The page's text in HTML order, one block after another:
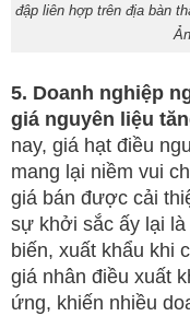
đập liên hợp trên địa bàn
5. Doanh nghiệp
giá nguyên liệu
nay, giá hạt điều
mang lại niềm vui
giá bán được cải
sự khởi sắc ấy lại
biến, xuất khẩu khi
giá nhân điều xuất
ứng, khiến nhiều